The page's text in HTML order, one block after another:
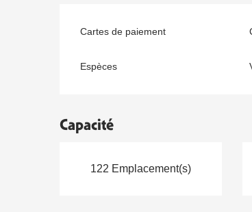
Cartes de paiement
Espèces
Capacité
122 Emplacement(s)